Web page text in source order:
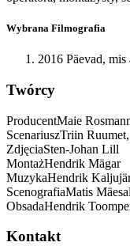
Wybrana Filmografia
2016 Päevad,
Twórcy
ProducentMaie
ScenariuszTriin
ZdjęciaSten-Johan Lill
MontażHendrik Mägar
MuzykaHendrik
ScenografiaMatis
ObsadaHendrik
Kontakt